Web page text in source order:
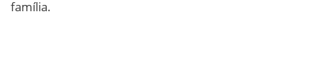
família.